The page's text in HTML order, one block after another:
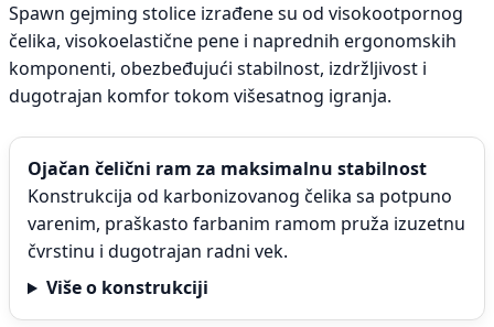
Spawn gejming stolice izrađene su od visokootpornog
čelika, visokoelastične pene i naprednih ergonomskih
komponenti, obezbeđujući stabilnost, izdržljivost i
dugotrajan komfor tokom višesatnog igranja.
Ojačan čelični ram za maksimalnu stabilnost
Konstrukcija od karbonizovanog čelika sa potpuno
varenim, praškasto farbanim ramom pruža izuzetnu
čvrstinu i dugotrajan radni vek.
Više o konstrukciji